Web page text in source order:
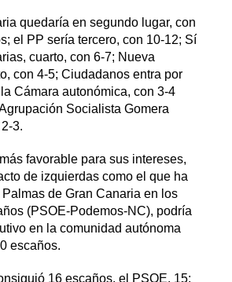
quedaría en segundo lugar, con
el PP sería tercero, con 10-12; Sí
cuarto, con 6-7; Nueva
con 4-5; Ciudadanos entra por
Cámara autonómica, con 3-4
Socialista Gomera
3.
favorable para sus intereses,
de izquierdas como el que ha
de Gran Canaria en los
(PSOE-Podemos-NC), podría
en la comunidad autónoma
escaños.
16 escaños, el PSOE, 15;